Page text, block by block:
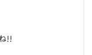
!!